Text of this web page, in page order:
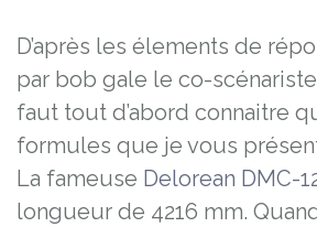
D’après les élements de
par bob gale le co-
faut tout d’abord connaitre
formules que je vous
La fameuse Delorean DMC-
longueur de 4216 mm.